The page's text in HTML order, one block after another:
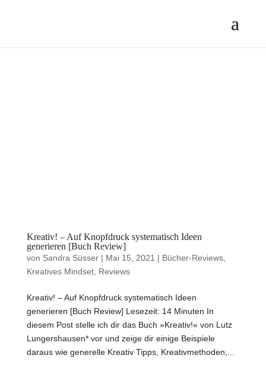
Kreativ! – Auf Knopfdruck systematisch Ideen
generieren [Buch Review]
von Sandra Süsser| Mai 15, 2021 | Bücher-Reviews,
Kreatives Mindset, Reviews
Kreativ! – Auf Knopfdruck systematisch Ideen
generieren [Buch Review] Lesezeit: 14 Minuten In
diesem Post stelle ich dir das Buch »Kreativ!« von Lutz
Lungershausen* vor und zeige dir einige Beispiele
daraus wie generelle Kreativ Tipps, Kreativmethoden,...